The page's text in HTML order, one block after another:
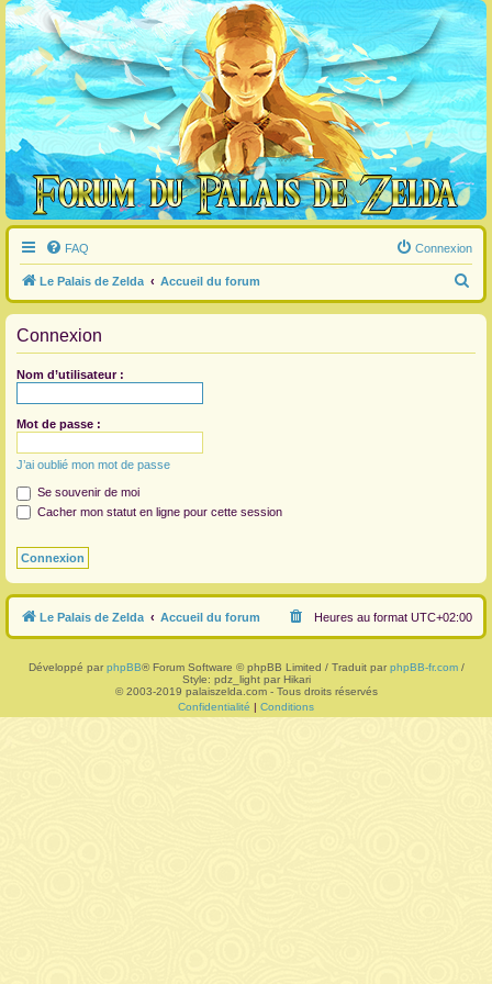
FAQ Connexion
Le Palais de Zelda Accueil du forum
e
Connexion
Nom d’utilisateur :
Mot de passe :
J’ai oublié mon mot de passe
Se souvenir de moi
Cacher mon statut en ligne pour cette session
Le Palais de Zelda Accueil du forum Heures au format UTC+02:00
Développé par phpBB® Forum Software © phpBB Limited / Traduit par phpBB-fr.com/
Style: pdz_light par Hikari
© 2003-2019 palaiszelda.com - Tous droits réservés
Confidentialité | Conditions